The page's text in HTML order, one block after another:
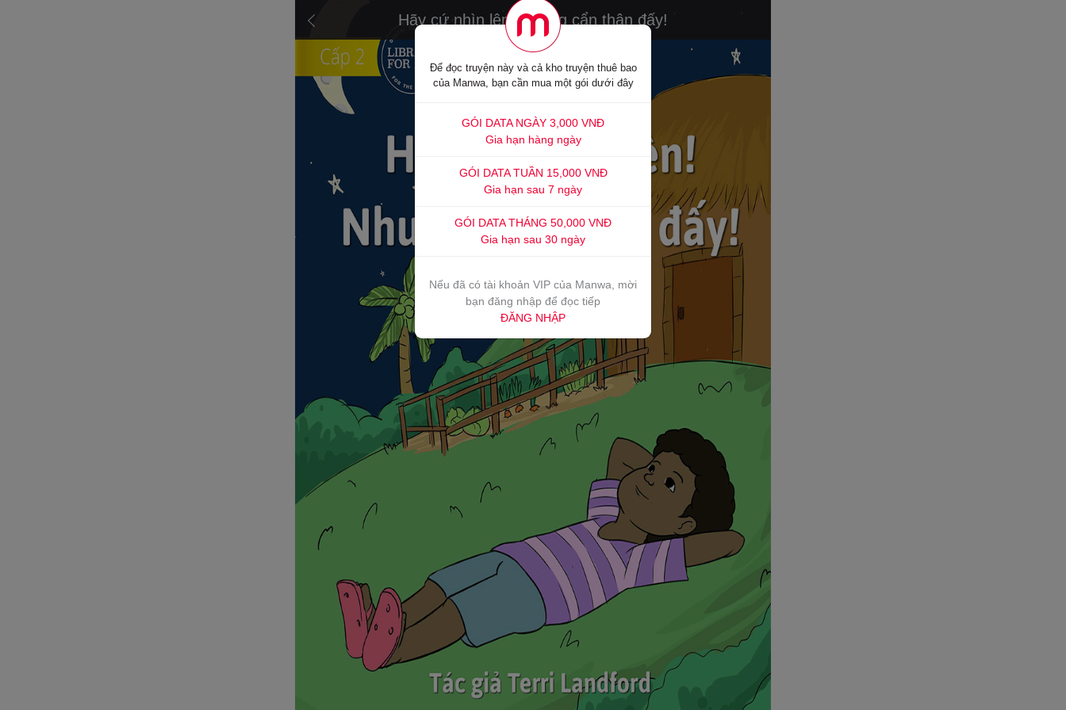
Hãy cứ nhìn lên! Nhưng cẩn thận đấy!
Để đọc truyện này và cả kho truyện thuê bao
của Manwa, bạn cần mua một gói dưới đây
GÓI DATA NGÀY 3,000 VNĐ
Gia hạn hàng ngày
GÓI DATA TUẦN 15,000 VNĐ
Gia hạn sau 7 ngày
GÓI DATA THÁNG 50,000 VNĐ
Gia hạn sau 30 ngày
Nếu đã có tài khoản VIP của Manwa, mời
bạn đăng nhập để đọc tiếp
ĐĂNG NHẬP